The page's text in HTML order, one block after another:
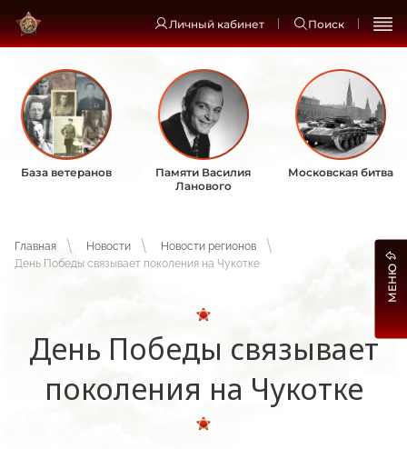
Личный кабинет Поиск
База ветеранов
Памяти Василия
Ланового
Московская битва
Главная Новости
Новости регионов
День Победы связывает поколения на Чукотке
День Победы связывает
поколения на Чукотке
МЕНЮ